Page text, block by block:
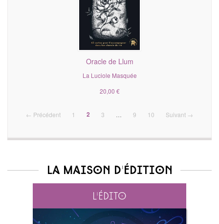
Oracle de Llum
La Luciole Masquée
20,00 €
← Précédent 1 2 (current)
3 9 10 Suivant →
La maison d'édition
L'édito